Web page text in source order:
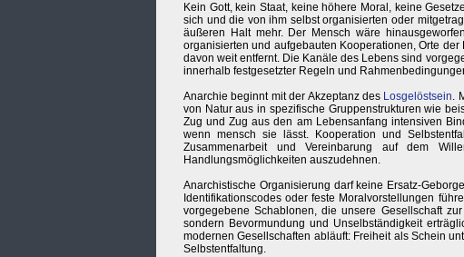
Kein Gott, kein Staat, keine höhere Moral, keine
sich und die von ihm selbst organisierten oder
äußeren Halt mehr. Der Mensch wäre
organisierten und aufgebauten Kooperationen, Orte
davon weit entfernt. Die Kanäle des Lebens sind
innerhalb festgesetzter Regeln und
Anarchie beginnt mit der Akzeptanz des Losgelöstsein.
von Natur aus in spezifische Gruppenstrukturen wie
Zug und Zug aus den am Lebensanfang intensiven
wenn mensch sie lässt. Kooperation und
Zusammenarbeit und Vereinbarung auf dem
Handlungsmöglichkeiten auszudehnen.
Anarchistische Organisierung darf keine Ersatz-
Identifikationscodes oder feste Moralvorstellungen
vorgegebene Schablonen, die unsere Gesellschaft
sondern Bevormundung und Unselbständigkeit
modernen Gesellschaften abläuft: Freiheit als Schein
Selbstentfaltung.